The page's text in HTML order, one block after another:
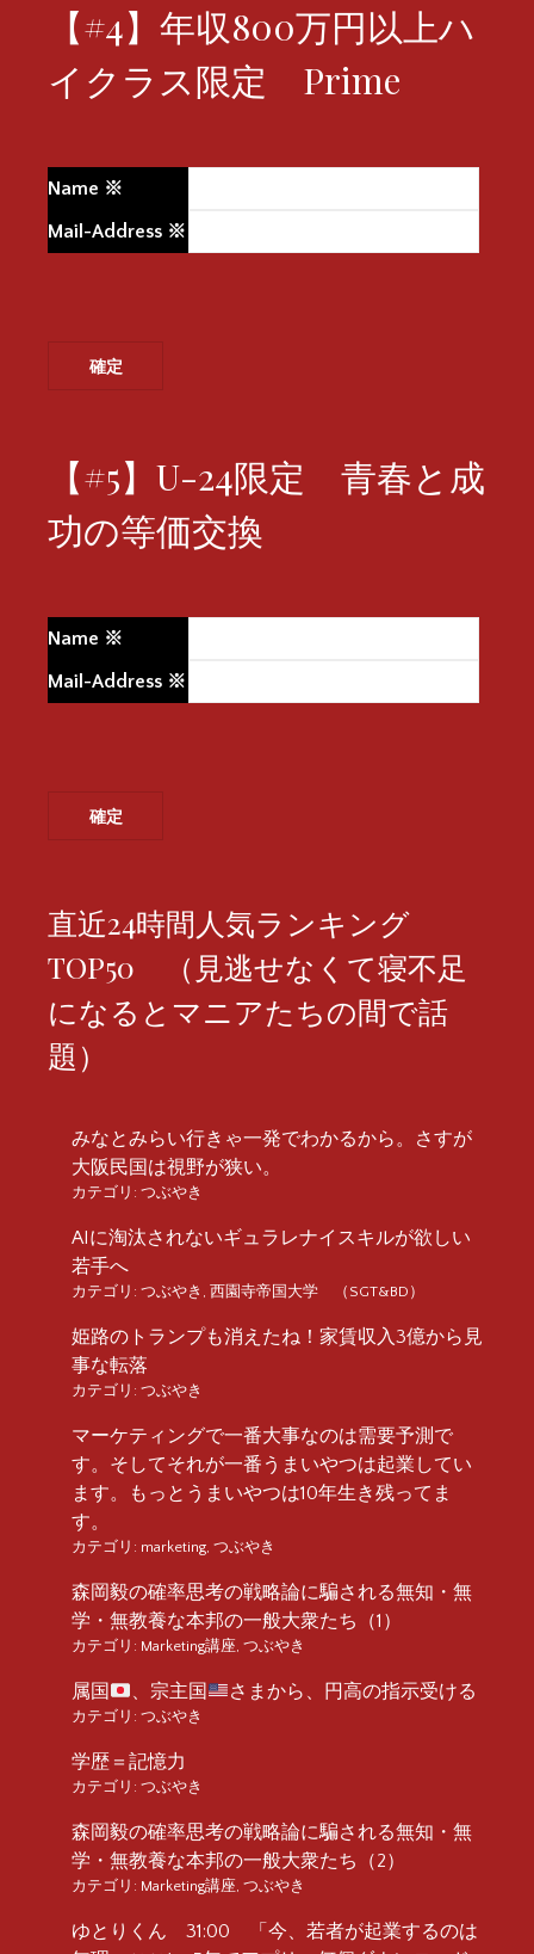
【#4】年収800万円以上ハ
イクラス限定 Prime
Name ※
Mail-Address ※
【#5】U-24限定 青春と成
功の等価交換
Name ※
Mail-Address ※
直近24時間人気ランキング
TOP50 （見逃せなくて寝不足
になるとマニアたちの間で話
題）
みなとみらい行きゃ一発でわかるから。さすが
大阪民国は視野が狭い。
カテゴリ: つぶやき
AIに淘汰されないギュラレナイスキルが欲しい
若手へ
カテゴリ: つぶやき , 西園寺帝国大学 （SGT&BD）
姫路のトランプも消えたね！家賃収入3億から見
事な転落
カテゴリ: つぶやき
マーケティングで一番大事なのは需要予測で
す。そしてそれが一番うまいやつは起業してい
ます。もっとうまいやつは10年生き残ってま
す。
カテゴリ: marketing, つぶやき
森岡毅の確率思考の戦略論に騙される無知・無
学・無教養な本邦の一般大衆たち（1）
カテゴリ: Marketing講座, つぶやき
属国 、宗主国 さまから、円高の指示受ける
カテゴリ: つぶやき
学歴＝記憶力
カテゴリ: つぶやき
森岡毅の確率思考の戦略論に騙される無知・無
学・無教養な本邦の一般大衆たち（2）
カテゴリ: Marketing講座, つぶやき
ゆとりくん 31:00 「今、若者が起業するのは